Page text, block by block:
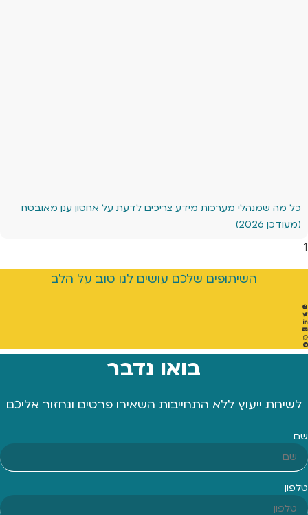
כל מה שמנהלי מערכות מידע צריכים לדעת על אחסון ענן מאובטח
(מעודכן 2026)
השיתופים שלכם עושים לנו טוב על הלב
בואו נדבר
לשיחת ייעוץ ללא התחייבות השאירו פרטים ונחזור אליכם
שם
טלפון